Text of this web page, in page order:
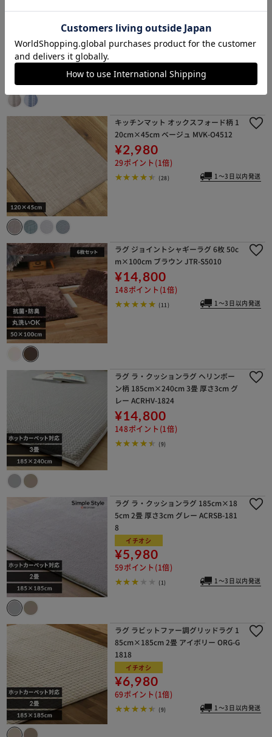
イチオシ
¥8,980
(3)
キッチンマット オックスフォード柄 1
20cm×45cm ベージュ MVK-O4512
¥2,980
29ポイント(1倍)
(28) 1～3日以内発送
ラグ ジョイントシャギーラグ 6枚 50c
m×100cm ブラウン JTR-S5010
¥14,800
148ポイント(1倍)
(11) 1～3日以内発送
ラグ ラ・クッションラグ ヘリンボー
ン柄 185cm×240cm 3畳 厚さ3cm グ
レー ACRHV-1824
¥14,800
148ポイント(1倍)
(9)
ラグ ラ・クッションラグ 185cm×18
5cm 2畳 厚さ3cm グレー ACRSB-181
8
イチオシ
¥5,980
59ポイント(1倍)
(1) 1～3日以内発送
ラグ ラビットファー調グリッドラグ 1
85cm×185cm 2畳 アイボリー ORG-G
1818
イチオシ
¥6,980
69ポイント(1倍)
(9) 1～3日以内発送